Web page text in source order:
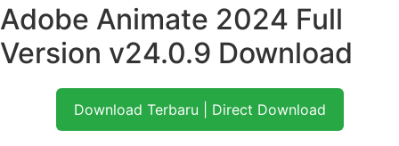
Adobe Animate 2024 Full
Version v24.0.9 Download
Download Terbaru | Direct Download